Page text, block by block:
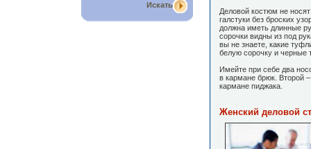
Искать
Деловой костюм не
галстуки без броских
должна иметь длинные
сорочки видны из под
вы не знаете, какие
белую сорочку и черные
Имейте при себе два
в кармане брюк. Второй
кармане пиджака.
Женский деловой